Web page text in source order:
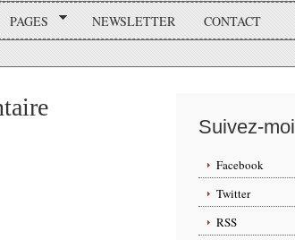
PAGES NEWSLETTER CONTACT
Suivez-moi
Facebook
Twitter
RSS